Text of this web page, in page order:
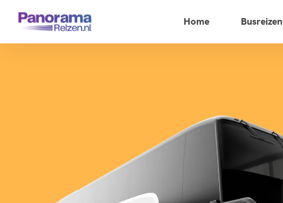
Home Busreizen